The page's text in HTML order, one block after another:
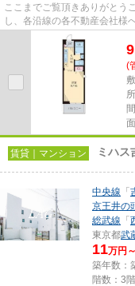
ここまでご覧頂きありがとう
し、各沿線の各不動産会社様
しております！最新の情報は...
(
賃貸｜マンション ミハス
中央線 「
京王井の
総武線 「
東京都武
11万円～
築年数：
階数：3